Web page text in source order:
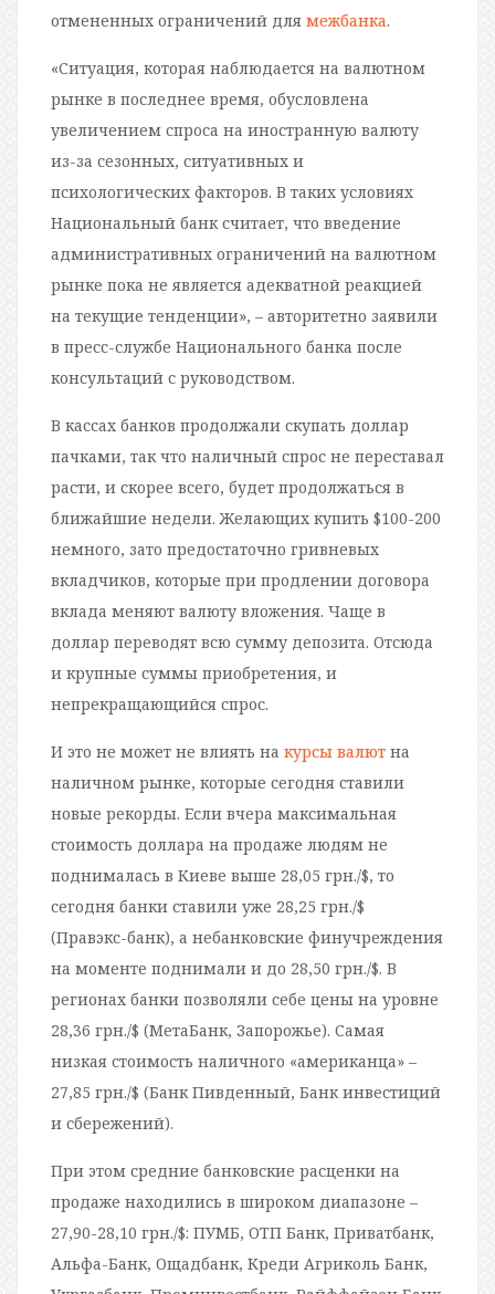
отмененных ограничений для межбанка.
«Ситуация, которая наблюдается на валютном
рынке в последнее время, обусловлена
увеличением спроса на иностранную валюту
из-за сезонных, ситуативных и
психологических факторов. В таких условиях
Национальный банк считает, что введение
административных ограничений на валютном
рынке пока не является адекватной реакцией
на текущие тенденции», – авторитетно заявили
в пресс-службе Национального банка после
консультаций с руководством.
В кассах банков продолжали скупать доллар
пачками, так что наличный спрос не переставал
расти, и скорее всего, будет продолжаться в
ближайшие недели. Желающих купить $100-200
немного, зато предостаточно гривневых
вкладчиков, которые при продлении договора
вклада меняют валюту вложения. Чаще в
доллар переводят всю сумму депозита. Отсюда
и крупные суммы приобретения, и
непрекращающийся спрос.
И это не может не влиять на курсы валют на
наличном рынке, которые сегодня ставили
новые рекорды. Если вчера максимальная
стоимость доллара на продаже людям не
поднималась в Киеве выше 28,05 грн./$, то
сегодня банки ставили уже 28,25 грн./$
(Правэкс-банк), а небанковские финучреждения
на моменте поднимали и до 28,50 грн./$. В
регионах банки позволяли себе цены на уровне
28,36 грн./$ (МетаБанк, Запорожье). Самая
низкая стоимость наличного «американца» –
27,85 грн./$ (Банк Пивденный, Банк инвестиций
и сбережений).
При этом средние банковские расценки на
продаже находились в широком диапазоне –
27,90-28,10 грн./$: ПУМБ, ОТП Банк, Приватбанк,
Альфа-Банк, Ощадбанк, Креди Агриколь Банк,